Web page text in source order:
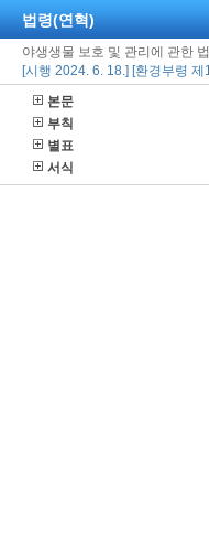
법령(연혁)
야생생물 보호 및 관리에 관한
[시행 2024. 6. 18.] [환경부령
본문
부칙
별표
서식